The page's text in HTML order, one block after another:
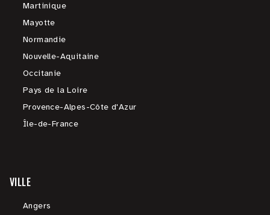
Martinique
Mayotte
Normandie
Nouvelle-Aquitaine
Occitanie
Pays de la Loire
Provence-Alpes-Côte d'Azur
Île-de-France
VILLE
Angers